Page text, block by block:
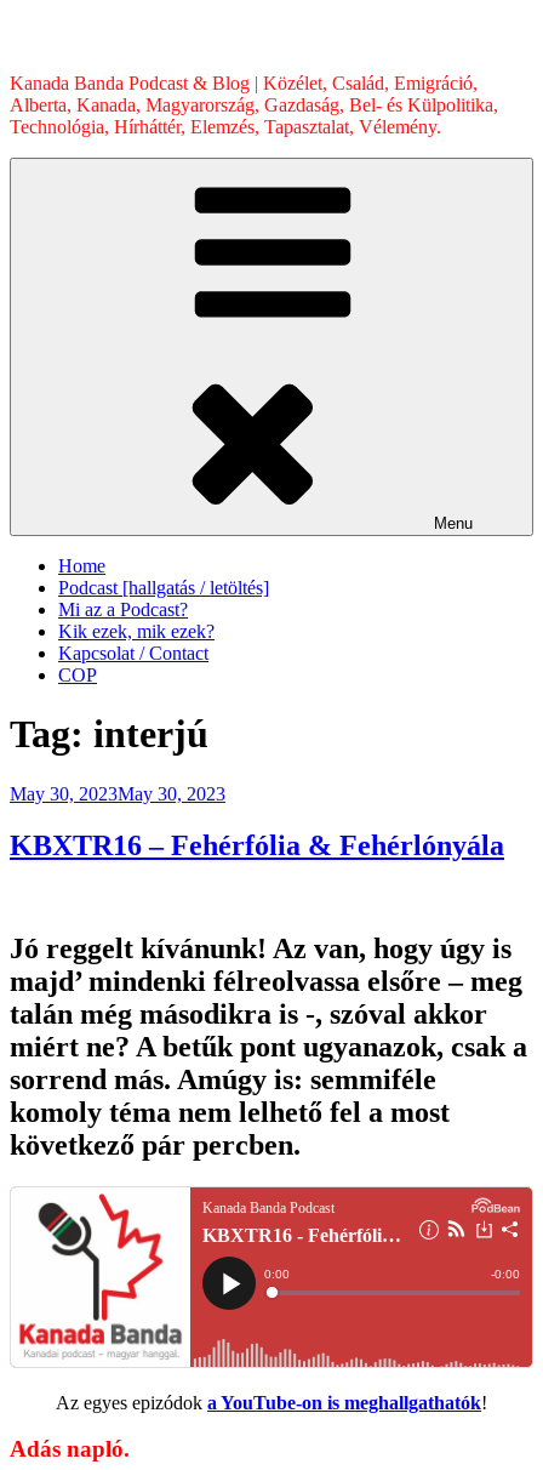
Kanada Banda Podcast & Blog | Közélet, Család, Emigráció,
Alberta, Kanada, Magyarország, Gazdaság, Bel- és Külpolitika,
Technológia, Hírháttér, Elemzés, Tapasztalat, Vélemény.
Menu
Home
Podcast [hallgatás / letöltés]
Mi az a Podcast?
Kik ezek, mik ezek?
Kapcsolat / Contact
COP
Tag: interjú
Posted
May 30, 2023May 30, 2023
KBXTR16 – Fehérfólia & Fehérlónyála
Jó reggelt kívánunk! Az van, hogy úgy is
majd’ mindenki félreolvassa elsőre – meg
talán még másodikra is -, szóval akkor
miért ne? A betűk pont ugyanazok, csak a
sorrend más. Amúgy is: semmiféle
komoly téma nem lelhető fel a most
következő pár percben.
Az egyes epizódok a YouTube-on is meghallgathatók!
Adás napló.